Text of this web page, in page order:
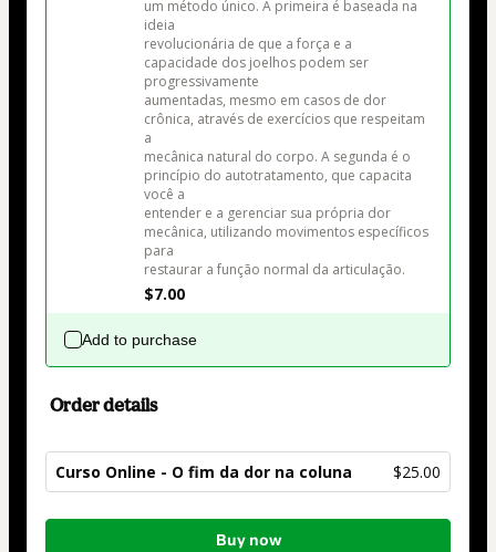
um método único. A primeira é baseada na
ideia
revolucionária de que a força e a
capacidade dos joelhos podem ser
progressivamente
aumentadas, mesmo em casos de dor
crônica, através de exercícios que respeitam
a
mecânica natural do corpo. A segunda é o
princípio do autotratamento, que capacita
você a
entender e a gerenciar sua própria dor
mecânica, utilizando movimentos específicos
para
restaurar a função normal da articulação.
$7.00
Add to purchase
Order details
Curso Online - O fim da dor na coluna $25.00
Total
Buy now